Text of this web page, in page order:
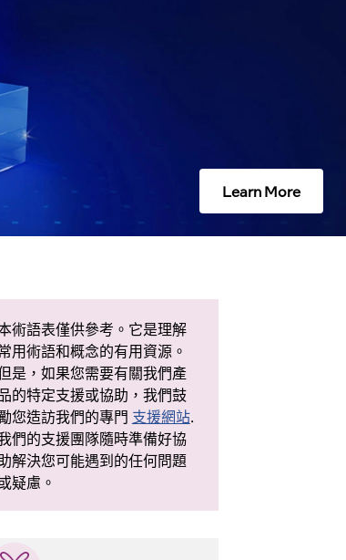
Learn More
術語表僅供參考。它是理解
用術語和概念的有用資源。
是，如果您需要有關我們產
的特定支援或協助，我們鼓
您造訪我們的專門 支援網站.
們的支援團隊隨時準備好協
解決您可能遇到的任何問題
疑慮。